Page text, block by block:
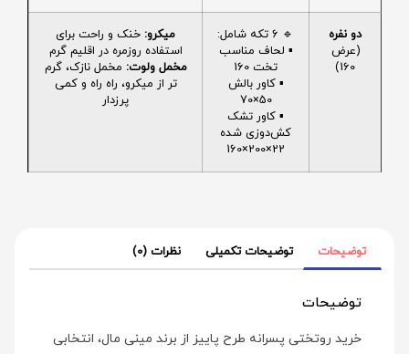
دو نفره
(عرض
160)
🔹 6 تکه شامل:
▪️ لحاف مناسب
تخت 160
▪️ کاور بالش
50×70
▪️ کاور تشک
کش‌دوزی شده
22×200×160
میکرو: خنک و راحت برای
استفاده روزمره در اقلیم گرم
مخمل ولوت: مخمل نازک، گرم
تر از میکرو، راه راه و کمی
پرزدار
توضیحات توضیحات تکمیلی نظرات (0)
توضیحات
خرید روتختی پسرانه طرح پاییز از برند مینی‌ مال، انتخابی